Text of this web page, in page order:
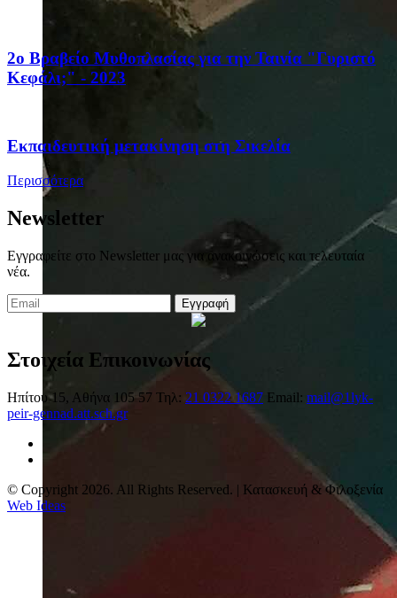
2ο Βραβείο Μυθοπλασίας για την Ταινία "Γυριστό
Κεφάλι;" - 2023
Eκπαιδευτική μετακίνηση στη Σικελία
Περισσότερα
Newsletter
Εγγραφείτε στο Newsletter μας για ανακοινώσεις και τελευταία
νέα.
Εγγραφή
Στοιχεία Επικοινωνίας
Ηπίτου 15, Αθήνα 105 57 Τηλ: 21 0322 1687 Email: mail@1lyk-
peir-gennad.att.sch.gr
© Copyright 2026. All Rights Reserved. | Κατασκευή & Φιλοξενία
Web Ideas